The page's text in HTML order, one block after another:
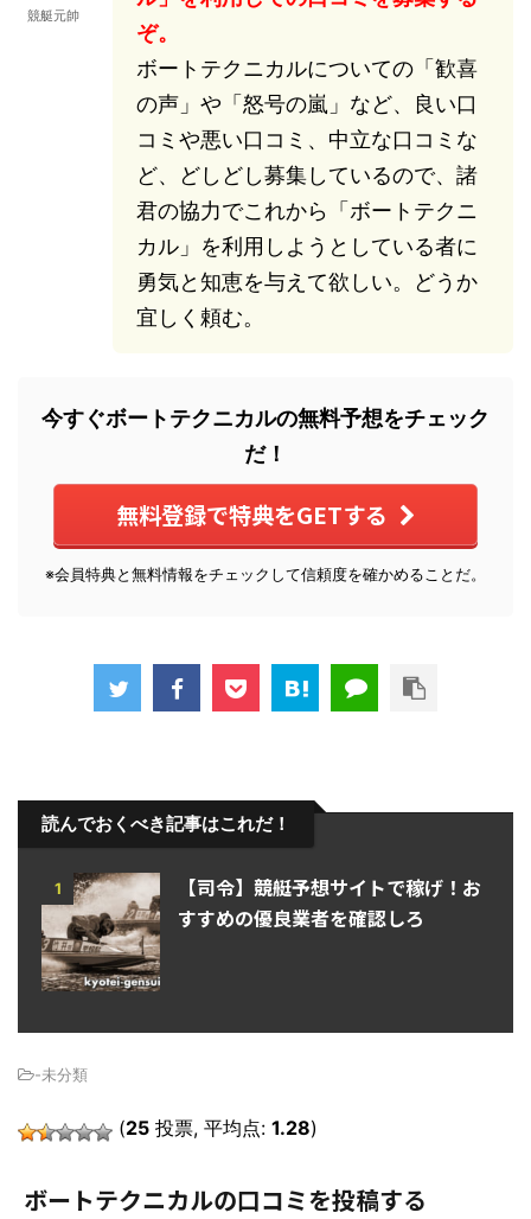
競艇元帥
ぞ。
ボートテクニカルについての「歓喜
の声」や「怒号の嵐」など、良い口
コミや悪い口コミ、中立な口コミな
ど、どしどし募集しているので、諸
君の協力でこれから「ボートテクニ
カル」を利用しようとしている者に
勇気と知恵を与えて欲しい。どうか
宜しく頼む。
今すぐボートテクニカルの無料予想をチェック
だ！
無料登録で特典をGETする
※会員特典と無料情報をチェックして信頼度を確かめることだ。
読んでおくべき記事はこれだ！
1
【司令】競艇予想サイトで稼げ！お
すすめの優良業者を確認しろ
-未分類
(25 投票, 平均点: 1.28)
ボートテクニカルの口コミを投稿する